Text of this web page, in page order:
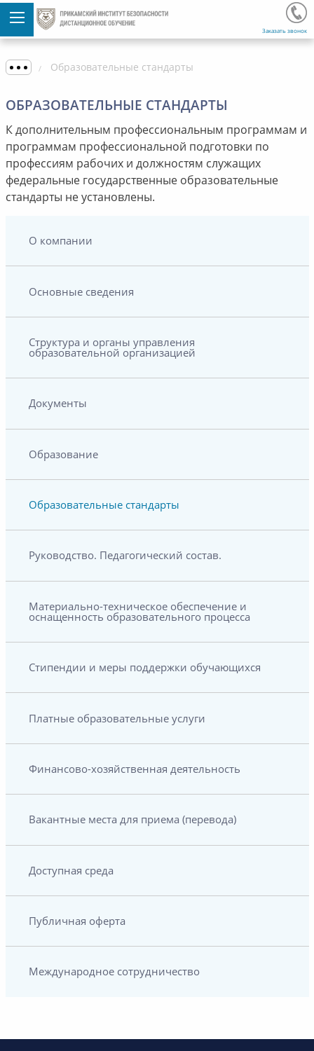
Заказать звонок
Образовательные стандарты
ОБРАЗОВАТЕЛЬНЫЕ СТАНДАРТЫ
К дополнительным профессиональным программам и
программам профессиональной подготовки по
профессиям рабочих и должностям служащих
федеральные государственные образовательные
стандарты не установлены.
О компании
Основные сведения
Структура и органы управления
образовательной организацией
Документы
Образование
Образовательные стандарты
Руководство. Педагогический состав.
Материально-техническое обеспечение и
оснащенность образовательного процесса
Стипендии и меры поддержки обучающихся
Платные образовательные услуги
Финансово-хозяйственная деятельность
Вакантные места для приема (перевода)
Доступная среда
Публичная оферта
Международное сотрудничество